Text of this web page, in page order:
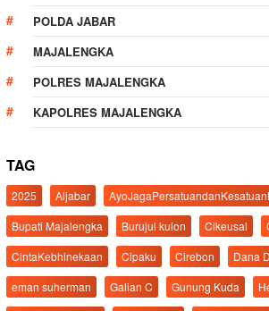
POLDA JABAR
MAJALENGKA
POLRES MAJALENGKA
KAPOLRES MAJALENGKA
TAG
2025 Aljabar
Bupati Majalengka
Burujul kulon Cikeusal
CintaKebhinekaan
Cipaku Cirebon Dana
eman suherman
Galian C Gunung Kuda